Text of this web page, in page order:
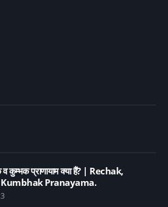
कुम्भक प्राणायाम क्या हैं? | Rechak,
Pranayama.